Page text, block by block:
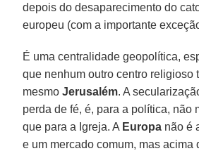
depois do desaparecimento do
europeu (com a importante
É uma centralidade geopolítica,
que nenhum outro centro religioso
mesmoJerusalém. A
perda de fé, é, para a política, não
que para a Igreja. A Europa não é
e um mercado comum, mas acima